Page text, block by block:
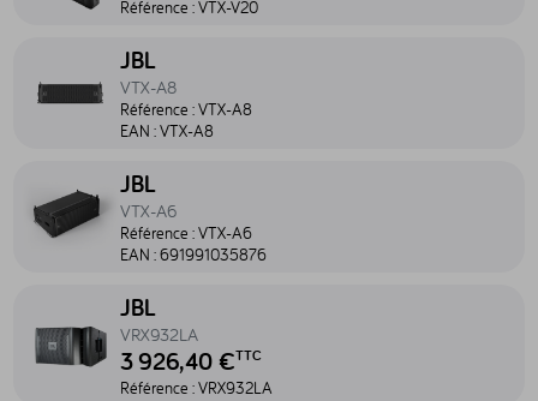
Référence :VTX-V20
Accéder au produit VTX-A8 - VTX-A8
JBL
VTX-A8
Référence :VTX-A8
EAN :VTX-A8
Accéder au produit VTX-A6 - VTX-A6
JBL
VTX-A6
Référence :VTX-A6
EAN :691991035876
Accéder au produit VRX932LA - VRX932LA
JBL
VRX932LA
3 926,40 €TTC
Référence :VRX932LA